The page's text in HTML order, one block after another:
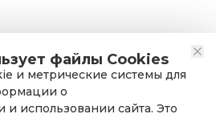
файлы Cookies
и метрические системы для
о
и использовании сайта. Это